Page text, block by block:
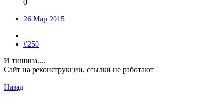
0
26 Мар 2015
#250
И тишина....
Сайт на реконструкции, ссылки не работают
Назад